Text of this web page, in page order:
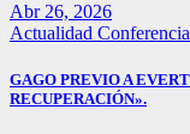
Abr 26, 2026
Actualidad
GAGO PREVIO A
RECUPERACIÓN».